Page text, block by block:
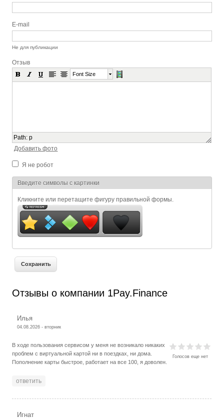
E-mail
Не для публикации
Отзыв
Font Size
Path:p
Добавить фото
Я не робот
Я спамер
Введите символы с картинки
Кликните или перетащите фигуру правильной формы.
Отзывы о компании 1Pay.Finance
Илья
04.08.2026 - вторник
Голосов еще нет
В ходе пользования сервисом у меня не возникало никаких
проблем с виртуальной картой ни в поездках, ни дома.
Пополнение карты быстрое, работает на все 100, я доволен.
ответить
Игнат